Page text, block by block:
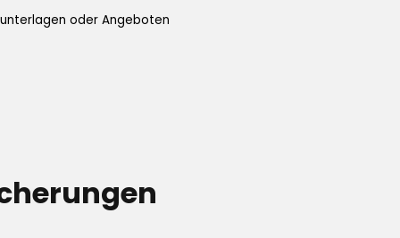
oder Angeboten